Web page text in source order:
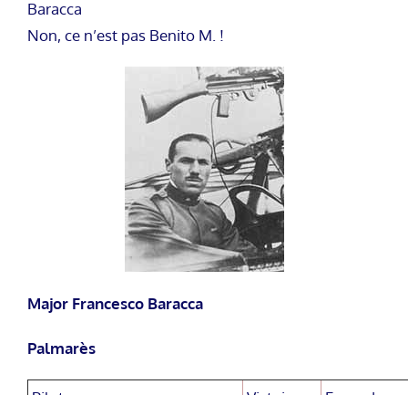
Baracca
Non, ce n’est pas Benito M. !
Major Francesco Baracca
Palmarès